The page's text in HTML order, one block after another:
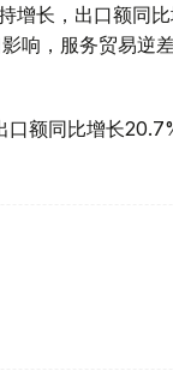
长，出口额同
响，服务贸易逆
额同比增长